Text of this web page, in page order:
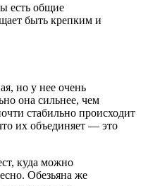
есть общие
быть крепким и
но у нее очень
она сильнее, чем
стабильно происходит
их объединяет — это
куда можно
Обезьяна же